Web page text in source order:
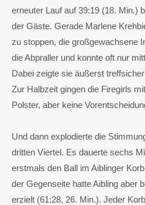
erneuter Lauf auf 39:19 (18. Min.)
der Gäste. Gerade Marlene
zu stoppen, die großgewachsene
die Abpraller und konnte oft nur
Dabei zeigte sie äußerst
Zur Halbzeit gingen die Firegirls
Polster, aber keine
Und dann explodierte die
dritten Viertel. Es dauerte sechs
erstmals den Ball im Aiblinger
der Gegenseite hatte Aibling aber
erzielt (61:28, 26. Min.). Jeder